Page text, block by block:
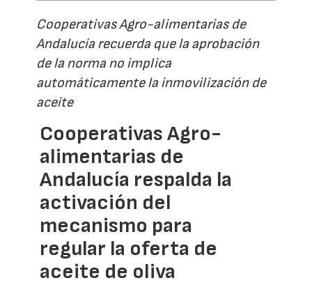
Cooperativas Agro-alimentarias de
Andalucía recuerda que la aprobación
de la norma no implica
automáticamente la inmovilización de
aceite
Cooperativas Agro-
alimentarias de
Andalucía respalda la
activación del
mecanismo para
regular la oferta de
aceite de oliva